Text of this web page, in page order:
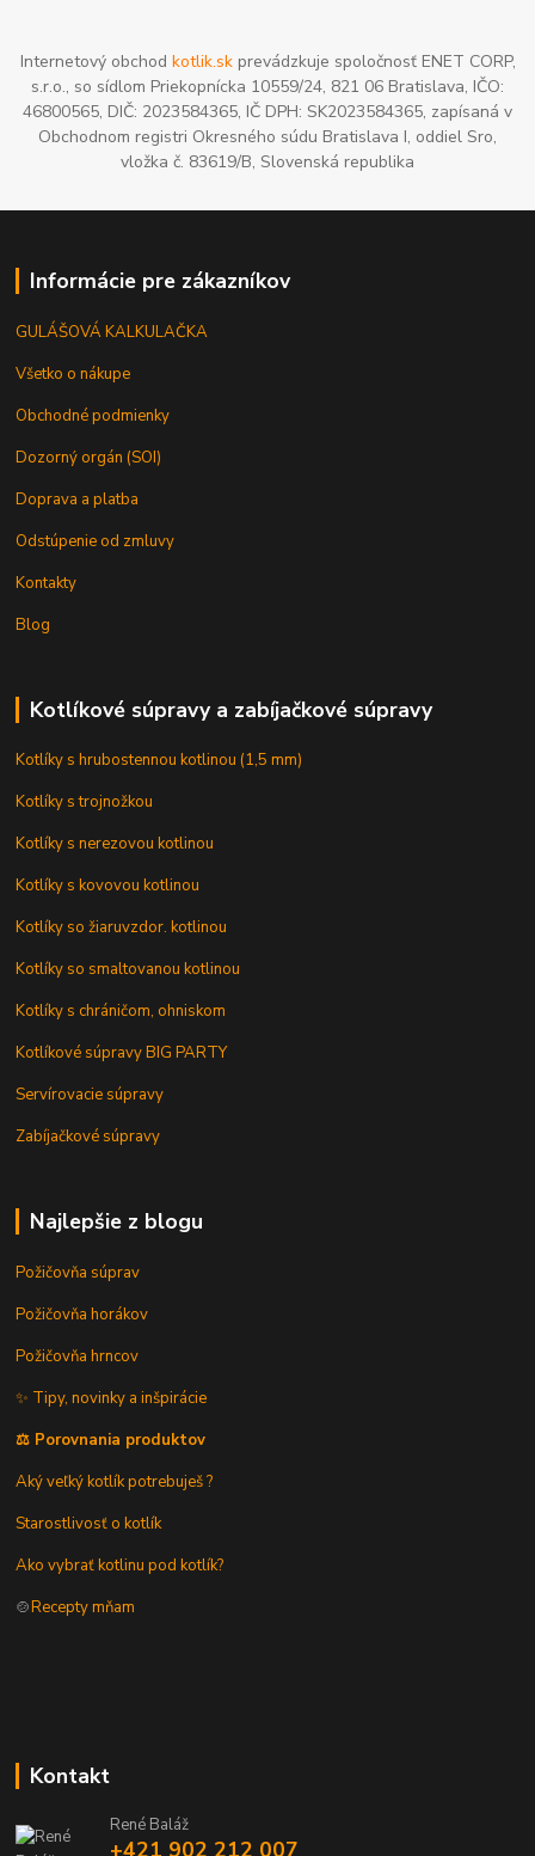
Internetový obchod kotlik.skprevádzkuje spoločnosť ENET CORP,
s.r.o., so sídlom Priekopnícka 10559/24, 821 06 Bratislava, IČO:
46800565, DIČ: 2023584365, IČ DPH: SK2023584365, zapísaná v
Obchodnom registri Okresného súdu Bratislava I, oddiel Sro,
vložka č. 83619/B, Slovenská republika
Informácie pre zákazníkov
GULÁŠOVÁ KALKULAČKA
Všetko o nákupe
Obchodné podmienky
Dozorný orgán (SOI)
Doprava a platba
Odstúpenie od zmluvy
Kontakty
Blog
Kotlíkové súpravy a zabíjačkové súpravy
Kotlíky s hrubostennou kotlinou (1,5 mm)
Kotlíky s trojnožkou
Kotlíky s nerezovou kotlinou
Kotlíky s kovovou kotlinou
Kotlíky so žiaruvzdor. kotlinou
Kotlíky so smaltovanou kotlinou
Kotlíky s chráničom, ohniskom
Kotlíkové súpravy BIG PARTY
Servírovacie súpravy
Zabíjačkové súpravy
Najlepšie z blogu
Požičovňa súprav
Požičovňa horákov
Požičovňa hrncov
✨ Tipy, novinky a inšpirácie
⚖️ Porovnania produktov
Aký veľký kotlík potrebuješ ?
Starostlivosť o kotlík
Ako vybrať kotlinu pod kotlík?
🍲Recepty mňam
Kontakt
René Baláž
+421 902 212 007